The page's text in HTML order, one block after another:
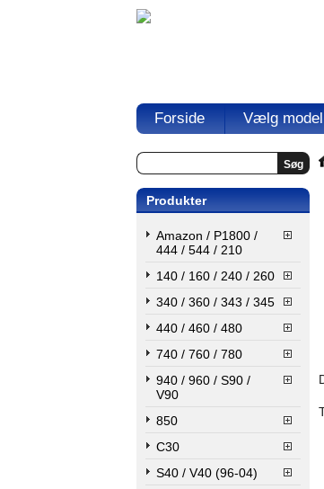
Forside Vælg model
Produkter
Amazon / P1800 /
444 / 544 / 210
140 / 160 / 240 / 260
340 / 360 / 343 / 345
440 / 460 / 480
740 / 760 / 780
940 / 960 / S90 /
V90
850
C30
S40 / V40 (96-04)